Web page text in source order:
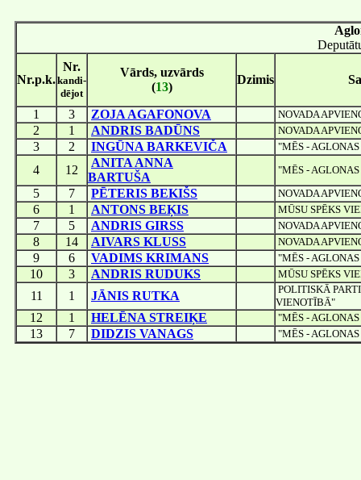
Nr.p.k.
Nr.
kandi-
dējot
Vārds, uzvārds
(13)
Dzimis
1 3 ZOJA AGAFONOVA NOVADA
2 1 ANDRIS BADŪNS NOVADA
3 2 INGŪNA BARKEVIČA "MĒS -
4 12
ANITA ANNA
BARTUŠA
"MĒS -
5 7 PĒTERIS BEKIŠS NOVADA
6 1 ANTONS BEĶIS MŪSU SPĒKS
7 5 ANDRIS GIRSS NOVADA
8 14 AIVARS KLUSS NOVADA
9 6 VADIMS KRIMANS "MĒS -
10 3 ANDRIS RUDUKS MŪSU SPĒKS
11 1 JĀNIS RUTKA
POLITISKĀ
VIENOTĪBĀ"
12 1 HELĒNA STREIĶE "MĒS -
13 7 DIDZIS VANAGS "MĒS -